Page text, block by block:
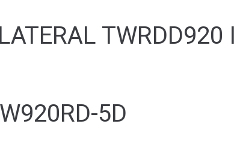
TWRDD920
5D